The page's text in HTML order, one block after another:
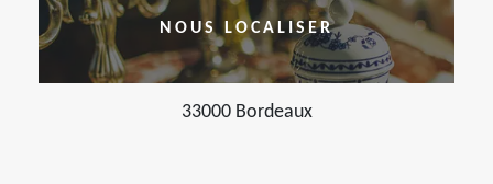
NOUS LOCALISER
33000 Bordeaux